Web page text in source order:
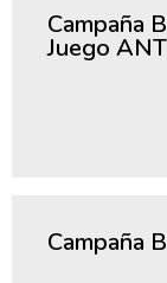
Campaña
Juego
Campaña